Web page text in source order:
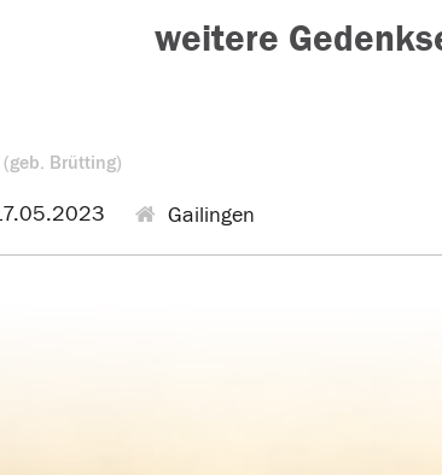
weitere
(geb. Brütting)
Gailingen